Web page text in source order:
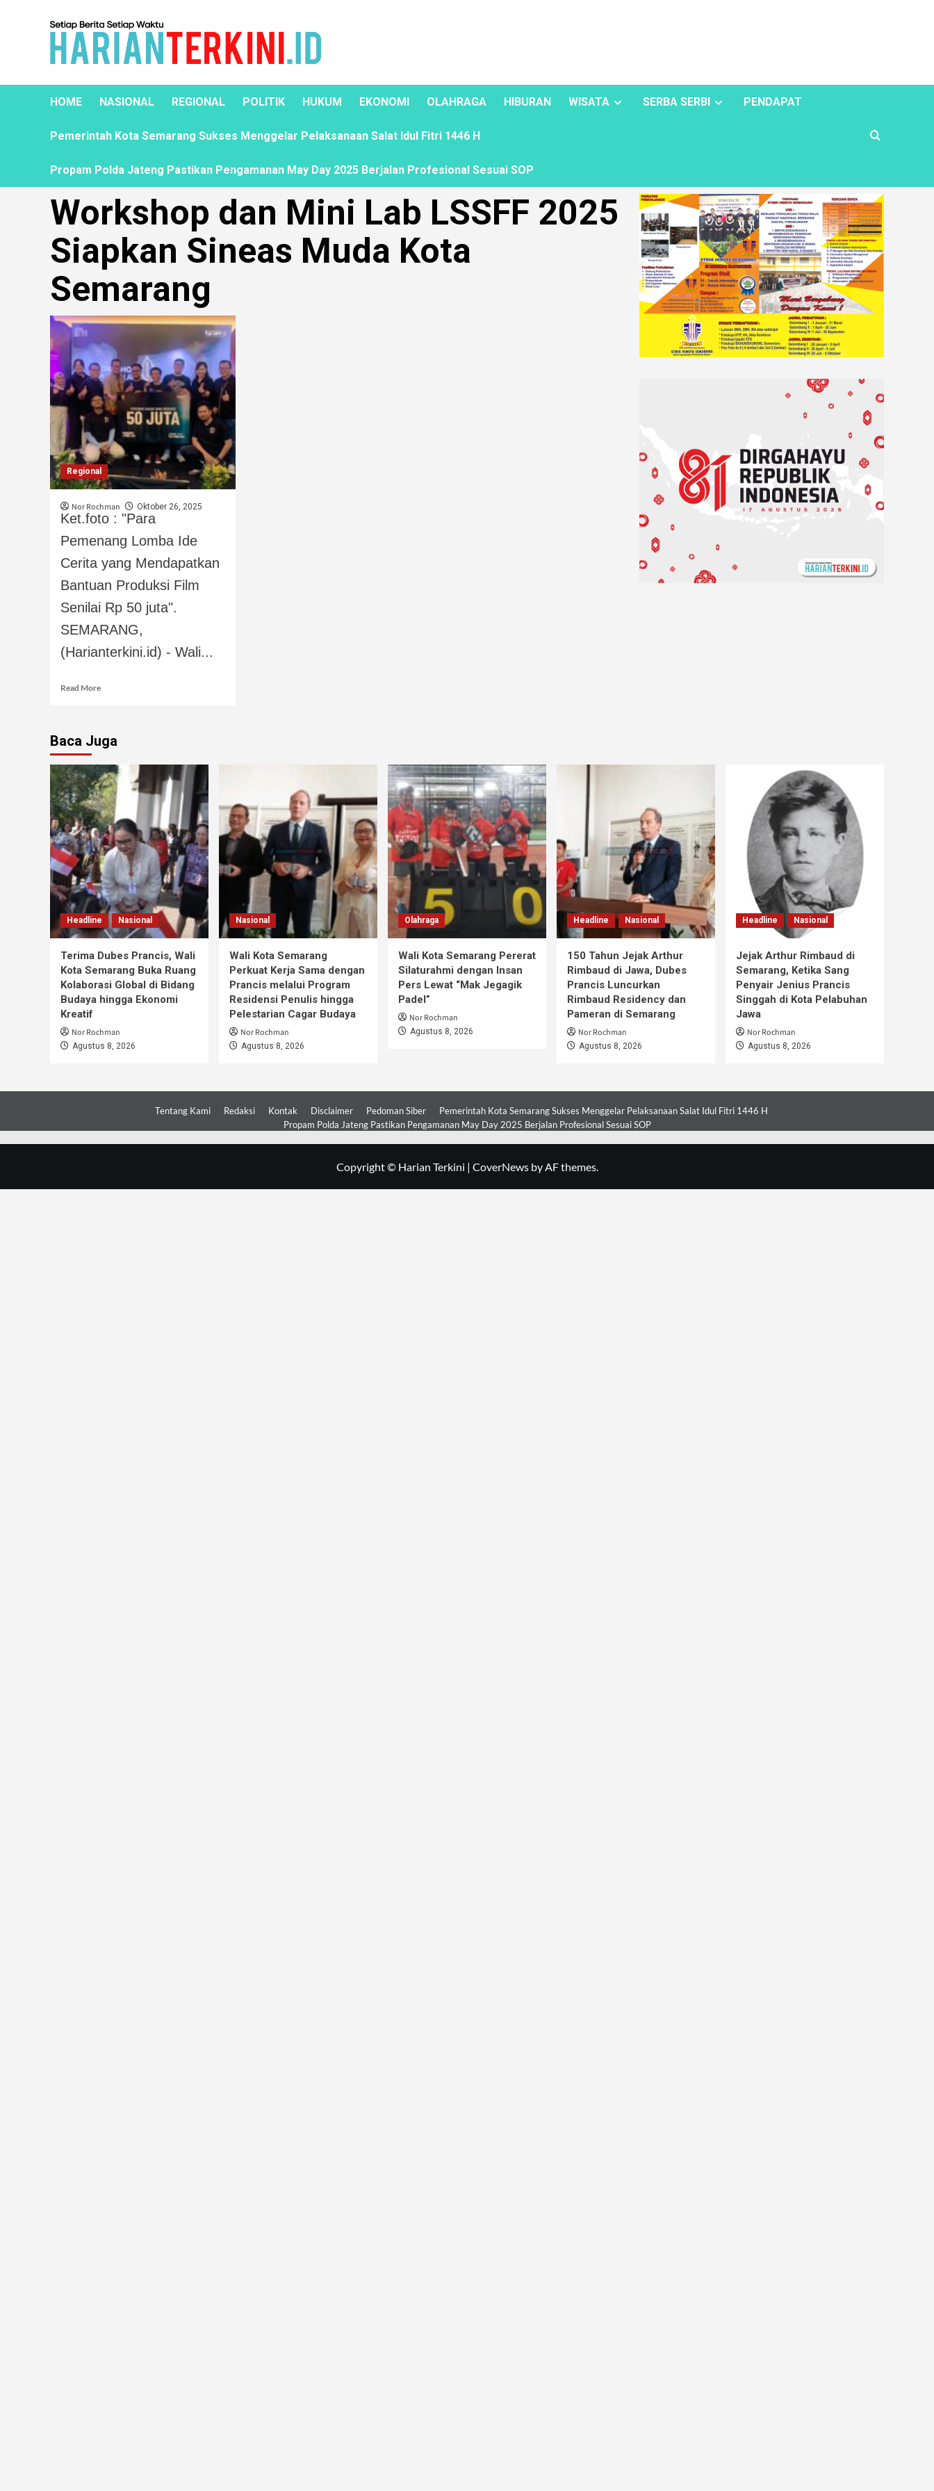
HOME NASIONAL REGIONAL POLITIK HUKUM EKONOMI OLAHRAGA HIBURAN WISATA SERBA SERBI PENDAPAT
Pemerintah Kota Semarang Sukses Menggelar Pelaksanaan Salat Idul Fitri 1446 H
Propam Polda Jateng Pastikan Pengamanan May Day 2025 Berjalan Profesional Sesuai SOP
Workshop dan Mini Lab LSSFF 2025
Siapkan Sineas Muda Kota
Semarang
Regional
Nor Rochman Oktober 26, 2025
Ket.foto : "Para
Pemenang Lomba Ide
Cerita yang Mendapatkan
Bantuan Produksi Film
Senilai Rp 50 juta".
SEMARANG,
(Harianterkini.id) - Wali...
Read More
Baca Juga
Headline Nasional
Terima Dubes Prancis, Wali
Kota Semarang Buka Ruang
Kolaborasi Global di Bidang
Budaya hingga Ekonomi
Kreatif
Nor Rochman
Agustus 8, 2026
Nasional
Wali Kota Semarang
Perkuat Kerja Sama dengan
Prancis melalui Program
Residensi Penulis hingga
Pelestarian Cagar Budaya
Nor Rochman
Agustus 8, 2026
Olahraga
Wali Kota Semarang Pererat
Silaturahmi dengan Insan
Pers Lewat “Mak Jegagik
Padel”
Nor Rochman
Agustus 8, 2026
Headline Nasional
150 Tahun Jejak Arthur
Rimbaud di Jawa, Dubes
Prancis Luncurkan
Rimbaud Residency dan
Pameran di Semarang
Nor Rochman
Agustus 8, 2026
Headline Nasional
Jejak Arthur Rimbaud di
Semarang, Ketika Sang
Penyair Jenius Prancis
Singgah di Kota Pelabuhan
Jawa
Nor Rochman
Agustus 8, 2026
Tentang Kami Redaksi Kontak Disclaimer Pedoman Siber
Pemerintah Kota Semarang Sukses Menggelar Pelaksanaan Salat Idul Fitri 1446 H
Propam Polda Jateng Pastikan Pengamanan May Day 2025 Berjalan Profesional Sesuai SOP
Copyright © Harian Terkini | CoverNewsby AF themes.